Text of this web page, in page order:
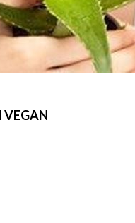
VEGAN